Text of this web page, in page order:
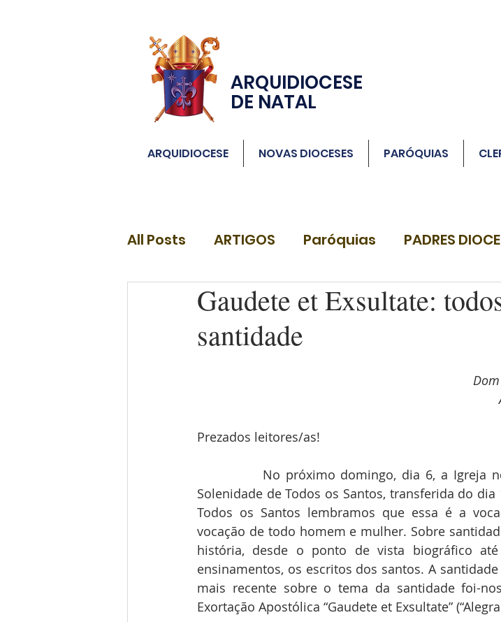
ARQUIDIOCESE
DE NATAL
ARQUIDIOCESE NOVAS DIOCESES PARÓQUIAS
All Posts ARTIGOS Paróquias PADRES
DIÁCONOSGaudete et Exsultate:
santidade
Prezados leitores/as!
Solenidade de Todos os Santos, transferida do dia
Todos os Santos lembramos que essa é a
vocação de todo homem e mulher. Sobre
história, desde o ponto de vista biográfico
ensinamentos, os escritos dos santos. A
mais recente sobre o tema da santidade foi-
Exortação Apostólica “Gaudete et Exsultate”